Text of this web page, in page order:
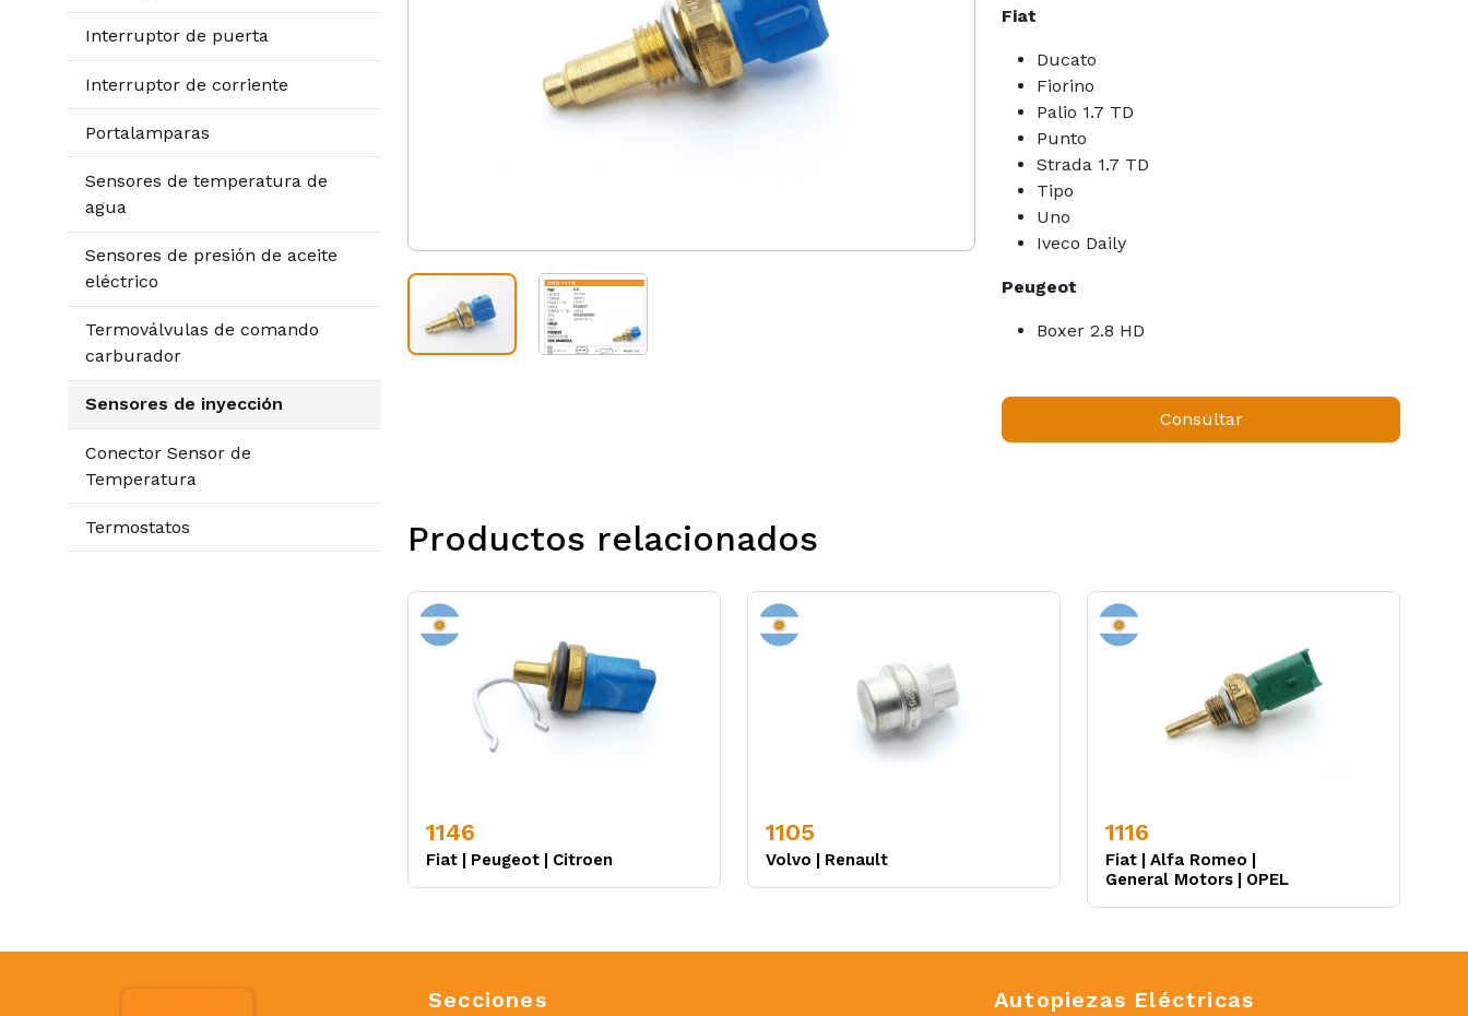
Interruptor de puerta
Interruptor de corriente
Portalamparas
Sensores de temperatura de
agua
Sensores de presión de aceite
eléctrico
Termoválvulas de comando
carburador
Sensores de inyección
Conector Sensor de
Temperatura
Termostatos
Fiat
Ducato
Fiorino
Palio 1.7 TD
Punto
Strada 1.7 TD
Tipo
Uno
Iveco Daily
Peugeot
Boxer 2.8 HD
Consultar
Productos relacionados
1146
Fiat Peugeot Citroen
1105
Volvo Renault
1116
Fiat Alfa Romeo
General Motors
OPEL
Secciones Autopiezas Eléctricas